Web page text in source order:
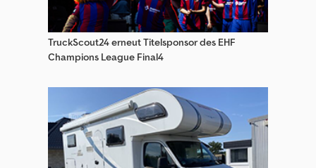
Sonstige Pflug
Sonstige Pritschenwagen
Sonstige Sieb/Brechanlage
Sonstige Sonderfahrzeuge
TruckScout24 erneut Titelsponsor des EHF
Champions League Final4